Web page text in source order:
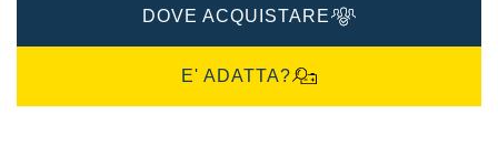
DOVE ACQUISTARE
E' ADATTA?